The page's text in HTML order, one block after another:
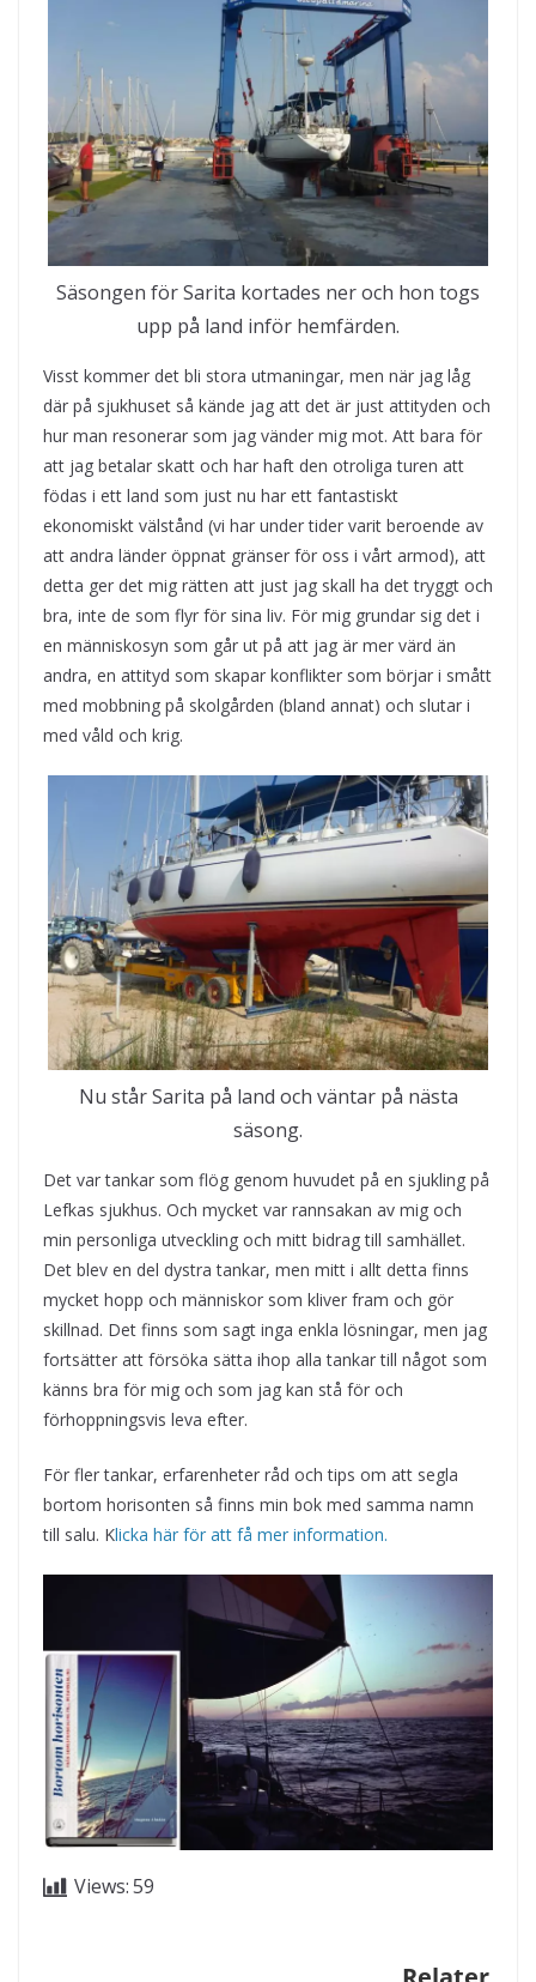
Säsongen för Sarita kortades ner och hon togs
upp på land inför hemfärden.
Visst kommer det bli stora utmaningar, men när jag låg
där på sjukhuset så kände jag att det är just attityden och
hur man resonerar som jag vänder mig mot. Att bara för
att jag betalar skatt och har haft den otroliga turen att
födas i ett land som just nu har ett fantastiskt
ekonomiskt välstånd (vi har under tider varit beroende av
att andra länder öppnat gränser för oss i vårt armod), att
detta ger det mig rätten att just jag skall ha det tryggt och
bra, inte de som flyr för sina liv. För mig grundar sig det i
en människosyn som går ut på att jag är mer värd än
andra, en attityd som skapar konflikter som börjar i smått
med mobbning på skolgården (bland annat) och slutar i
med våld och krig.
Nu står Sarita på land och väntar på nästa
säsong.
Det var tankar som flög genom huvudet på en sjukling på
Lefkas sjukhus. Och mycket var rannsakan av mig och
min personliga utveckling och mitt bidrag till samhället.
Det blev en del dystra tankar, men mitt i allt detta finns
mycket hopp och människor som kliver fram och gör
skillnad. Det finns som sagt inga enkla lösningar, men jag
fortsätter att försöka sätta ihop alla tankar till något som
känns bra för mig och som jag kan stå för och
förhoppningsvis leva efter.
För fler tankar, erfarenheter råd och tips om att segla
bortom horisonten så finns min bok med samma namn
till salu. Klicka här för att få mer information.
Views:59